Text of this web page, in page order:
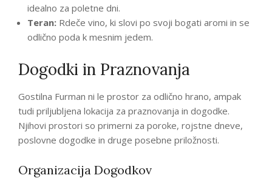
idealno za poletne dni.
Teran: Rdeče vino, ki slovi po svoji bogati aromi in se
odlično poda k mesnim jedem.
Dogodki in Praznovanja
Gostilna Furman ni le prostor za odlično hrano, ampak
tudi priljubljena lokacija za praznovanja in dogodke.
Njihovi prostori so primerni za poroke, rojstne dneve,
poslovne dogodke in druge posebne priložnosti.
Organizacija Dogodkov